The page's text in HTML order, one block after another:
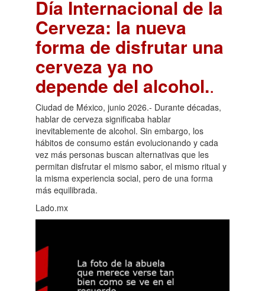
Día Internacional de la
Cerveza: la nueva
forma de disfrutar una
cerveza ya no
depende del alcohol..
Ciudad de México, junio 2026.- Durante décadas,
hablar de cerveza significaba hablar
inevitablemente de alcohol. Sin embargo, los
hábitos de consumo están evolucionando y cada
vez más personas buscan alternativas que les
permitan disfrutar el mismo sabor, el mismo ritual y
la misma experiencia social, pero de una forma
más equilibrada.
Lado.mx